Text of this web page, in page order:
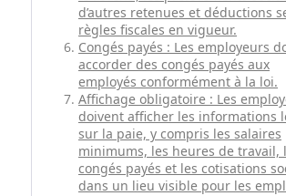
d’autres retenues et déductions
règles fiscales en vigueur.
Congés payés : Les employeurs
accorder des congés payés aux
employés conformément à la loi.
Affichage obligatoire : Les
doivent afficher les informations
sur la paie, y compris les salaires
minimums, les heures de travail,
congés payés et les cotisations
dans un lieu visible pour les